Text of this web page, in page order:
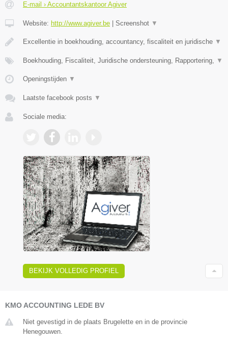
E-mail › Accountantskantoor Agiver
Website: http://www.agiver.be Screenshot ▼
Excellentie in boekhouding, accountancy, fiscaliteit en juridische ▼
Boekhouding, Fiscaliteit, Juridische ondersteuning, Rapportering, ▼
Openingstijden ▼
Laatste facebook posts ▼
Sociale media:
BEKIJK VOLLEDIG PROFIEL
KMO ACCOUNTING LEDE BV
Niet gevestigd in de plaats Brugelette en in de provincie
Henegouwen.